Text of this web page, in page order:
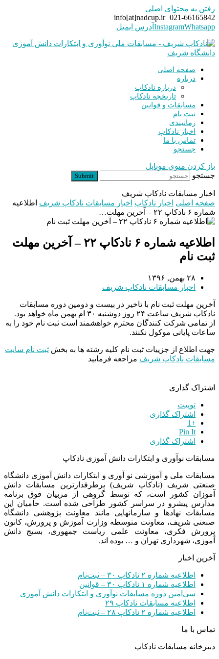
رفتن به محتوای اصلی
021-66165842
info[at]nadcup.ir
InstagramWhatsapp آدرس ایمیل
صفحه اصلی
درباره
درباره نادکاپ
تاریخچه نادکاپ
مسابقات و قوانین
ثبت نام
زمانبندی
اخبار نادکاپ
تماس با ما
جستجو
باز کردن منوی موبایل
جستجو
Submit
اخبار مسابقات نادکاپ شریف
صفحه اصلی اخبار نادکاپ اخبار مسابقات نادکاپ شریف اطلاعیه
شماره ۶ نادکاپ ۲۲ – آخرین مهلت…
اطلاعیه شماره ۶ نادکاپ ۲۲ – آخرین مهلت
ثبت نام
۲۸ بهمن, ۱۳۹۶
اخبار مسابقات نادکاپ شریف
آخرین مهلت ثبت نام با تاخیر در بیست و دومین دوره مسابقات
نادکاپ شریف ساعت ۲۴ روز دوشنبه ۳۰ ام بهمن ماه خواهد بود.
از تمامی شرکت کنندگان محترم خواهشمند است ثبت نام خود را به
ساعات پایانی موکول نکنند.
جهت اطلاع از جزییات ثبت نام کلیه رشته ها به بخش ثبت نام سایت
مسابقات نادکاپ شریف مراجعه فرمایید
اشتراک گذاری
توییت
اشتراک گذاری
+1
Pin It
اشتراک گذاری
مسابقات نوآوری و ابتکارات دانش آموزی نادکاپ
مسابقات ملی و آموزشی نو آوری و ابتکارات دانش آموزی دانشگاه
صنعتی شریف (نادکاپ شریف) پرطرفدارترین مسابقات دانش
آموزان کشور است، که توسط گروهی از مربیان فوق برنامه
مدارس پیشرو در سراسر کشور طراحی شده است. حامیان این
مسابقات نهادها و سازمانهایی مانند معاونت پژوهشی دانشگاه
صنعتی شریف، معاونت متوسطه وزارت آموزش و پرورش، کانون
پرورش فکری، معاونت علمی ریاست جمهوری، بسیج دانش
آموزی، شهرداری تهران و … بوده اند.
آخرین اخبار
اطلاعیه شماره ۲ نادکاپ ۳۰ – ثبت‌نام
اطلاعیه شماره ۱ نادکاپ ۳۰ – قوانین
سی‌امین دوره مسابقات نوآوری و ابتکارات دانش آموزی
اطلاعیه مسابقات نادکاپ ۲۹
اطلاعیه شماره ۲ نادکاپ ۲۸ – ثبت‌نام
تماس با ما
دبیرخانه مسابقات نادکاپ